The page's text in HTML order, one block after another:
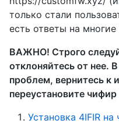
только стали
есть ответы на
ВАЖНО! Строго
отклоняйтесь от нее.
проблем, вернитесь к
переустановите чифир
Установка 4IFIR на